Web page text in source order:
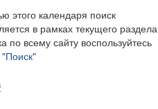
этого календаря поиск
в рамках текущего
по всему сайту воспользуйтесь
"Поиск"